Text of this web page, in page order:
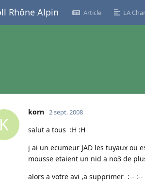
Rhône Alpin Article LA
K
korn 2 sept. 2008
salut a tous :H :H
j ai un ecumeur JAD les tuyaux ou
mousse etaient un nid a no3 de
alors a votre avi ,a supprimer :--